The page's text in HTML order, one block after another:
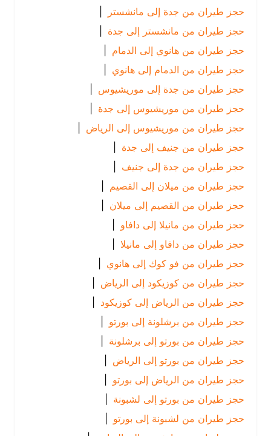
حجز طيران من جدة إلى مانشستر |
حجز طيران من مانشستر إلى جدة
حجز طيران من هانوي إلى الدمام
|
حجز طيران من الدمام إلى هانوي
|
حجز طيران من جدة إلى موريشيوس |
حجز طيران من موريشيوس إلى جدة
حجز طيران من موريشيوس إلى الرياض
|
حجز طيران من جنيف إلى جدة
حجز طيران من جدة إلى جنيف |
حجز طيران من ميلان إلى القصيم |
حجز طيران من القصيم إلى ميلان |
حجز طيران من مانيلا إلى دافاو
|
حجز طيران من دافاو إلى مانيلا |
حجز طيران من فو كوك إلى هانوي
|
حجز طيران من كوزيكود إلى الرياض
|
حجز طيران من الرياض إلى كوزيكود
|
حجز طيران من برشلونة إلى بورتو
|
حجز طيران من بورتو إلى برشلونة
|
حجز طيران من بورتو إلى الرياض
|
حجز طيران من الرياض إلى بورتو
|
حجز طيران من بورتو إلى لشبونة |
حجز طيران من لشبونة إلى بورتو
|